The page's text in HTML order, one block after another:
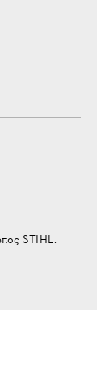
STIHL.